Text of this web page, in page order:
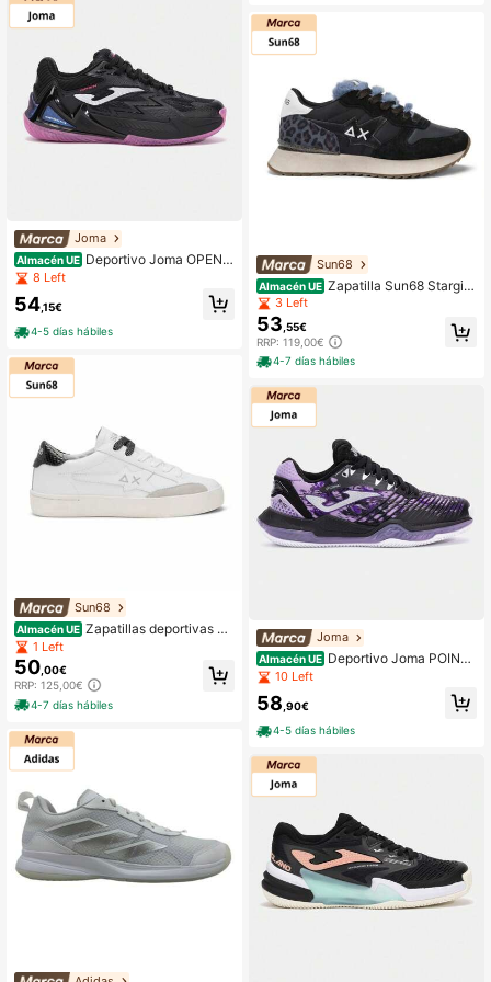
Joma
Almacén UE Deportivo Joma OPEN L
ADY PADEL 2501 NEGRO CMSport
8 Left
54,15€
4-5 días hábiles
Sun68
Almacén UE Zapatillas deportivas Su
n68 Katy blanco y negro para mujer
1 Left
50 ,00€
RRP: 125,00€
4-7 días hábiles
Sun68
Almacén UE Zapatilla Sun68 Stargirl
negra Animal print para mujer
3 Left
53 ,55€
RRP: 119,00€
4-7 días hábiles
Joma
Almacén UE Deportivo Joma POINT
LADY clay 2501 NEGRO CMSport
10 Left
58 ,90€
4-5 días hábiles